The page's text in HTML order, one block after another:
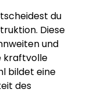
du
Diese
und
kraftvolle
bildet eine
des